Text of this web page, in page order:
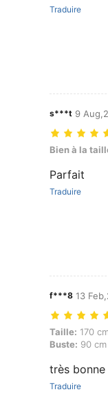
Traduire
s***t 9
Bien à la taille:
Bien à la
Parfait
Traduire
f***8 13
Taille: 170 cm
Taille: 170
Buste: 90
très
Traduire